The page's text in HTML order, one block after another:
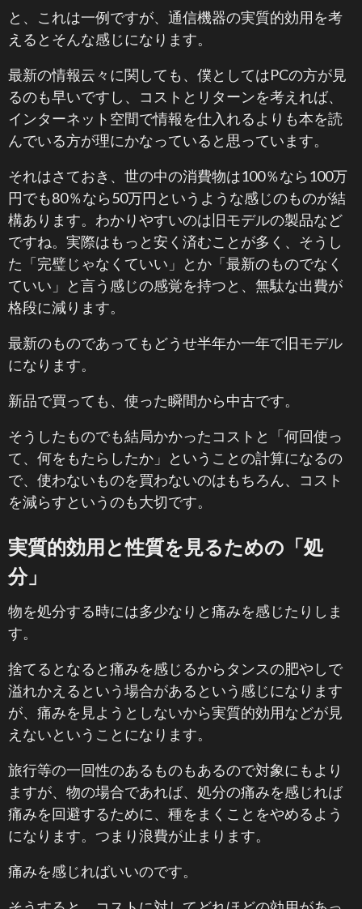
と、これは一例ですが、通信機器の実質的効用を考
えるとそんな感じになります。
最新の情報云々に関しても、僕としてはPCの方が見
るのも早いですし、コストとリターンを考えれば、
インターネット空間で情報を仕入れるよりも本を読
んでいる方が理にかなっていると思っています。
それはさておき、世の中の消費物は100％なら100万
円でも80％なら50万円というような感じのものが結
構あります。わかりやすいのは旧モデルの製品など
ですね。実際はもっと安く済むことが多く、そうし
た「完璧じゃなくていい」とか「最新のものでなく
ていい」と言う感じの感覚を持つと、無駄な出費が
格段に減ります。
最新のものであってもどうせ半年か一年で旧モデル
になります。
新品で買っても、使った瞬間から中古です。
そうしたものでも結局かかったコストと「何回使っ
て、何をもたらしたか」ということの計算になるの
で、使わないものを買わないのはもちろん、コスト
を減らすというのも大切です。
実質的効用と性質を見るための「処
分」
物を処分する時には多少なりと痛みを感じたりしま
す。
捨てるとなると痛みを感じるからタンスの肥やしで
溢れかえるという場合があるという感じになります
が、痛みを見ようとしないから実質的効用などが見
えないということになります。
旅行等の一回性のあるものもあるので対象にもより
ますが、物の場合であれば、処分の痛みを感じれば
痛みを回避するために、種をまくことをやめるよう
になります。つまり浪費が止まります。
痛みを感じればいいのです。